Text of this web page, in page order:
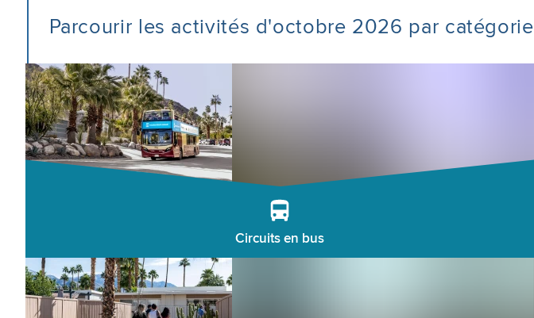
Parcourir les activités d'octobre 2026 par catégorie
Circuits en bus